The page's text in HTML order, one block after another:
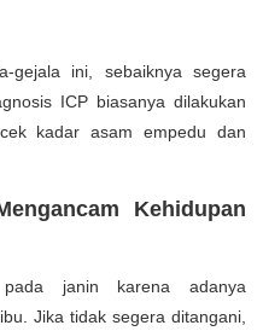
gejala ini, sebaiknya segera
ICP biasanya dilakukan
kadar asam empedu dan
Kehidupan
janin karena adanya
Jika tidak segera ditangani,